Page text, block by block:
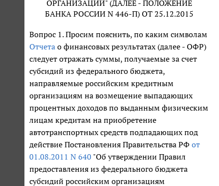
ОРГАНИЗАЦИЙ" (ДАЛЕЕ - ПОЛОЖЕНИЕ
БАНКА РОССИИ N 446-П) ОТ 25.12.2015
Вопрос 1. Просим пояснить, по каким символам
Отчета о финансовых результатах (далее - ОФР)
следует отражать суммы, получаемые за счет
субсидий из федерального бюджета,
направляемые российским кредитным
организациям на возмещение выпадающих
процентных доходов по выданным физическим
лицам кредитам на приобретение
автотранспортных средств подпадающих под
действие Постановления Правительства РФ от
01.08.2011 N 640 "Об утверждении Правил
предоставления из федерального бюджета
субсидий российским организациям